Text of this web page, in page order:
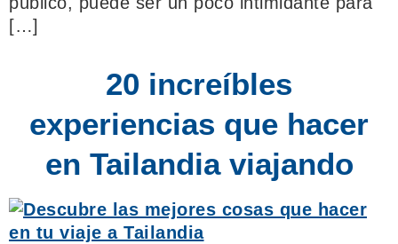
[…]
20 increíbles
experiencias que hacer
en Tailandia viajando